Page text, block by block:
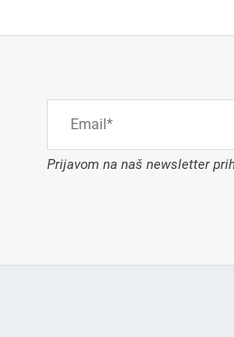
Prijavom na naš newsletter